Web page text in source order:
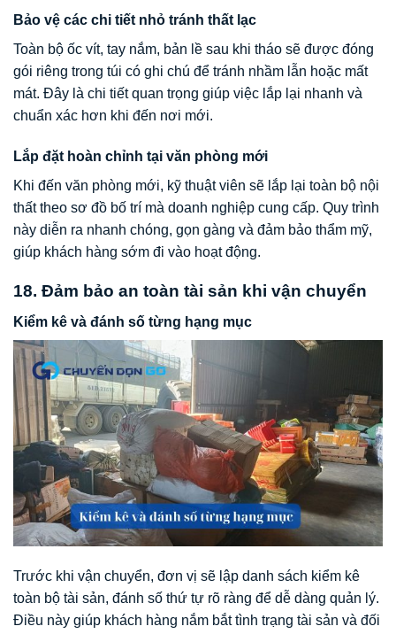
Bảo vệ các chi tiết nhỏ tránh thất lạc
Toàn bộ ốc vít, tay nắm, bản lề sau khi tháo sẽ được đóng
gói riêng trong túi có ghi chú để tránh nhầm lẫn hoặc mất
mát. Đây là chi tiết quan trọng giúp việc lắp lại nhanh và
chuẩn xác hơn khi đến nơi mới.
Lắp đặt hoàn chỉnh tại văn phòng mới
Khi đến văn phòng mới, kỹ thuật viên sẽ lắp lại toàn bộ nội
thất theo sơ đồ bố trí mà doanh nghiệp cung cấp. Quy trình
này diễn ra nhanh chóng, gọn gàng và đảm bảo thẩm mỹ,
giúp khách hàng sớm đi vào hoạt động.
18. Đảm bảo an toàn tài sản khi vận chuyển
Kiểm kê và đánh số từng hạng mục
Trước khi vận chuyển, đơn vị sẽ lập danh sách kiểm kê
toàn bộ tài sản, đánh số thứ tự rõ ràng để dễ dàng quản lý.
Điều này giúp khách hàng nắm bắt tình trạng tài sản và đối